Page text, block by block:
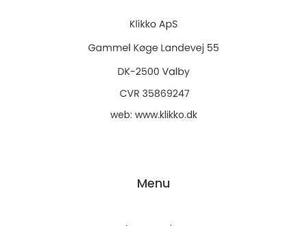
web: www.klikko.dk
Menu